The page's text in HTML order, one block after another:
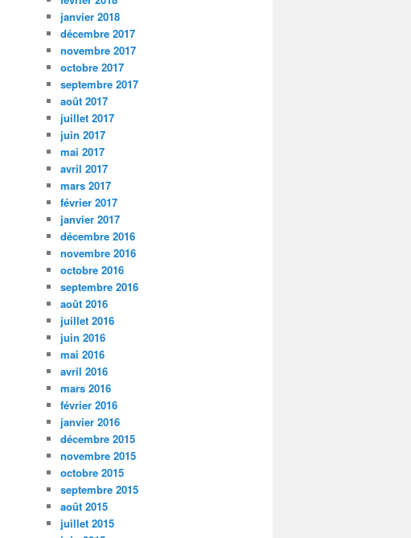
janvier 2018
décembre 2017
novembre 2017
octobre 2017
septembre 2017
août 2017
juillet 2017
juin 2017
mai 2017
avril 2017
mars 2017
février 2017
janvier 2017
décembre 2016
novembre 2016
octobre 2016
septembre 2016
août 2016
juillet 2016
juin 2016
mai 2016
avril 2016
mars 2016
février 2016
janvier 2016
décembre 2015
novembre 2015
octobre 2015
septembre 2015
août 2015
juillet 2015